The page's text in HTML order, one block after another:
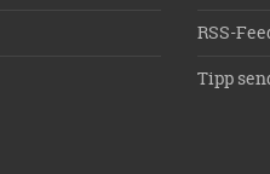
RSS-
Tipp